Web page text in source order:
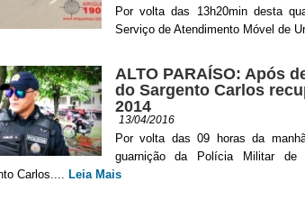
Por volta das 13h20min desta
Serviço de Atendimento Móvel de
ALTO PARAÍSO: Após
do Sargento Carlos
2014
13/04/2016
Por volta das 09 horas da
guarnição da Polícia Militar de
Carlos.... Leia Mais